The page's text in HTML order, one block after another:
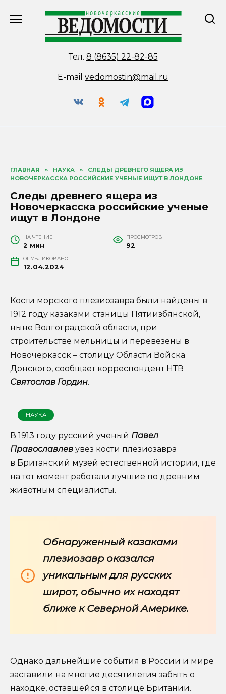
Тел. 8 (8635) 22-82-85
E-mail vedomostin@mail.ru
ГЛАВНАЯ » НАУКА »
СЛЕДЫ ДРЕВНЕГО ЯЩЕРА ИЗ
НОВОЧЕРКАССКА РОССИЙСКИЕ УЧЕНЫЕ ИЩУТ В ЛОНДОНЕ
Следы древнего ящера из
Новочеркасска российские ученые
ищут в Лондоне
НА ЧТЕНИЕ
2 мин
ПРОСМОТРОВ
92
ОПУБЛИКОВАНО
12.04.2024
Кости морского плезиозавра были найдены в
1912 году казаками станицы Пятиизбянской,
ныне Волгоградской области, при
строительстве мельницы и перевезены в
Новочеркасск – столицу Области Войска
Донского, сообщает корреспондент НТВ
Святослав Гордин.
НАУКА
В 1913 году русский ученый Павел
Православлев увез кости плезиозавра
в Британский музей естественной истории, где
на тот момент работали лучшие по древним
животным специалисты.
Обнаруженный казаками
плезиозавр оказался
уникальным для русских
широт, обычно их находят
ближе к Северной Америке.
Однако дальнейшие события в России и мире
заставили на многие десятилетия забыть о
находке, оставшейся в столице Британии.